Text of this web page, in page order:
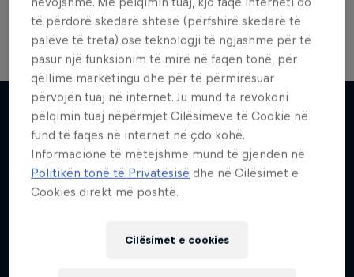
Më shumë si kjo
të përdorë skedarë shtesë (përfshirë skedarë të
palëve të treta) ose teknologji të ngjashme për të
pasur një funksionim të mirë në faqen tonë, për
qëllime marketingu dhe për të përmirësuar
përvojën tuaj në internet. Ju mund ta revokoni
pëlqimin tuaj nëpërmjet Cilësimeve të Cookie në
fund të faqes në internet në çdo kohë.
Informacione të mëtejshme mund të gjenden në
Politikën tonë të Privatësisë dhe në Cilësimet e
Cookies direkt më poshtë.
Cilësimet e cookies